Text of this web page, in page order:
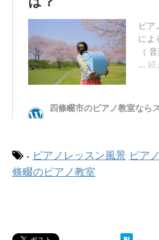
- ピアノレッスン風景 ピアノ
條畷のピアノ教室